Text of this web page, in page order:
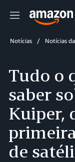
Menu
Notícias Notícias
Tudo o
saber
Kuiper,
de